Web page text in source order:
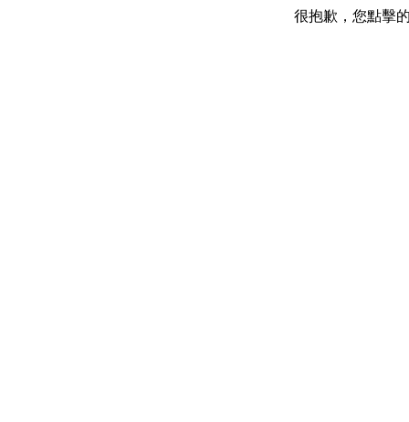
很抱歉，您點擊